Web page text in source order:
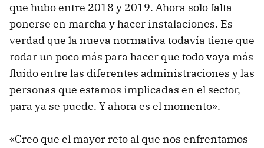
que hubo entre 2018 y 2019. Ahora solo falta
ponerse en marcha y hacer instalaciones. Es
verdad que la nueva normativa todavía tiene que
rodar un poco más para hacer que todo vaya más
fluido entre las diferentes administraciones y las
personas que estamos implicadas en el sector,
para ya se puede. Y ahora es el momento».
«Creo que el mayor reto al que nos enfrentamos